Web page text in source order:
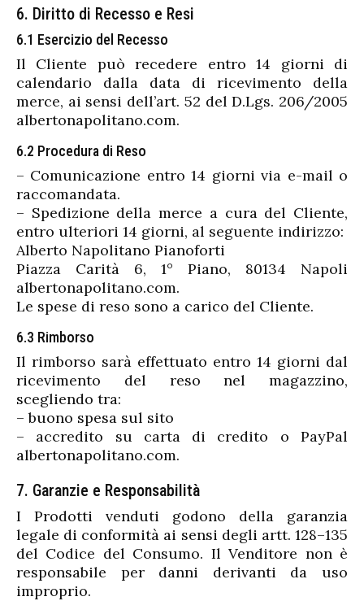
6. Diritto di Recesso e Resi
6.1 Esercizio del Recesso
Il Cliente può recedere entro 14 giorni di
calendario dalla data di ricevimento della
merce, ai sensi dell’art. 52 del D.Lgs. 206/2005
albertonapolitano.com.
6.2 Procedura di Reso
– Comunicazione entro 14 giorni via e-mail o
raccomandata.
– Spedizione della merce a cura del Cliente,
entro ulteriori 14 giorni, al seguente indirizzo:
Alberto Napolitano Pianoforti
Piazza Carità 6, 1° Piano, 80134 Napoli
albertonapolitano.com.
Le spese di reso sono a carico del Cliente.
6.3 Rimborso
Il rimborso sarà effettuato entro 14 giorni dal
ricevimento del reso nel magazzino,
scegliendo tra:
– buono spesa sul sito
– accredito su carta di credito o PayPal
albertonapolitano.com.
7. Garanzie e Responsabilità
I Prodotti venduti godono della garanzia
legale di conformità ai sensi degli artt. 128–135
del Codice del Consumo. Il Venditore non è
responsabile per danni derivanti da uso
improprio.